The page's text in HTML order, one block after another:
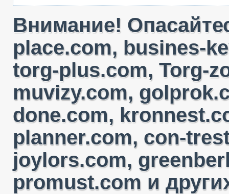
Внимание!
place.com, busines-
torg-plus.com, Torg-
muvizy.com,
done.com,
planner.com, con-
joylors.com,
promust.com и